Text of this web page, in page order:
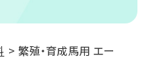
繁殖・育成馬用 エー